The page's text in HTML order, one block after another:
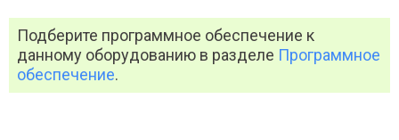
Подберите программное обеспечение к
данному оборудованию в разделе Программное
обеспечение.